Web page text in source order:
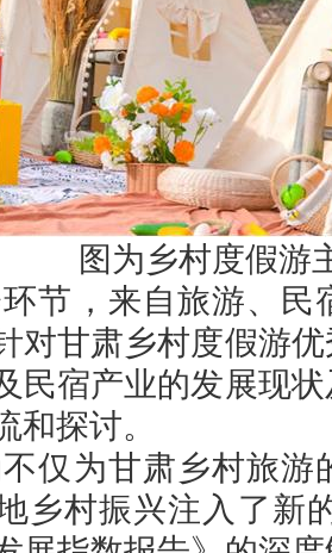
图为乡村度假游
节，来自旅游、民
对甘肃乡村度假游
民宿产业的发展现
探讨。
仅为甘肃乡村旅游
乡村振兴注入了新